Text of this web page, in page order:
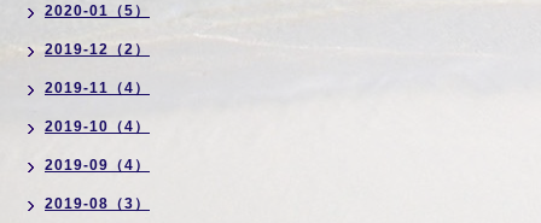
2020-01（5）
2019-12（2）
2019-11（4）
2019-10（4）
2019-09（4）
2019-08（3）